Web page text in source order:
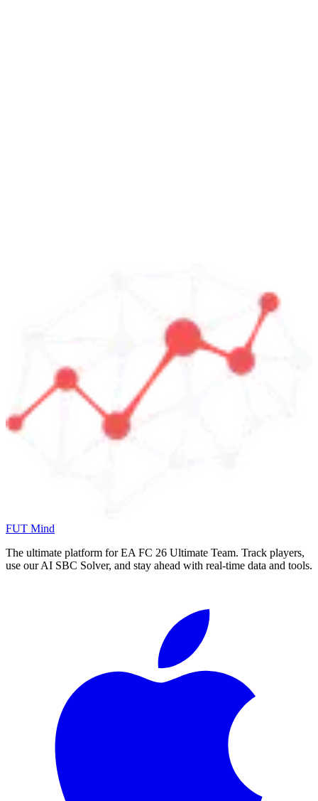
FUT Mind
The ultimate platform for EA FC 26 Ultimate Team. Track players,
use our AI SBC Solver, and stay ahead with real-time data and tools.